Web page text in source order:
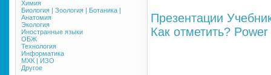
Химия
Биология | Зоология | Ботаника |
Анатомия
Экология
Иностранные языки
ОБЖ
Технология
Информатика
МХК | ИЗО
Другое
Презентации
Как отметить?